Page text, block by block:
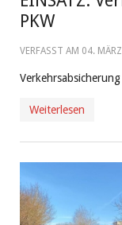
PKW
VERFASST AM 04.
Weiterlesen